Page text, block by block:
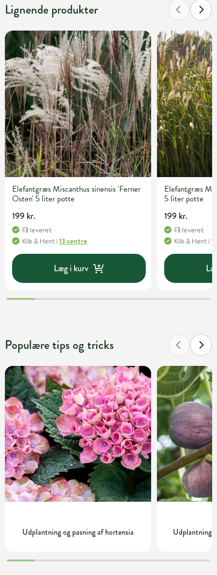
Lignende produkter
Elefantgræs Miscanthus sinensis 'Ferner
Osten' 5 liter potte
199 kr.
Få leveret
Klik & Hent i 13 centre
Læg i kurv
Elefantgræs
5 liter potte
199 kr.
Få leveret
Klik & Hent i
Populære tips og tricks
Udplantning og pasning af hortensia Udplantning